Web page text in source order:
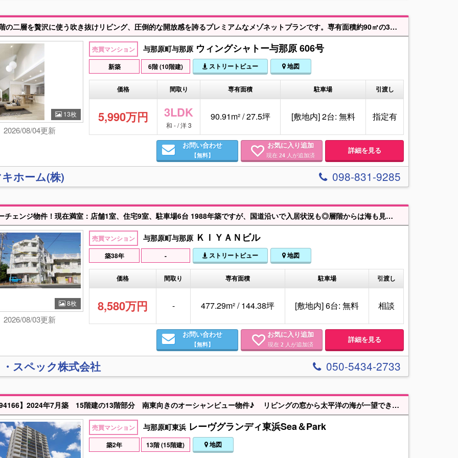
6階・7階の二層を贅沢に使う吹き抜けリビング、圧倒的な開放感を誇るプレミアムなメゾネットプランです。専有面積約90㎡の3LDKは、吹き抜けから光が降り注ぐLDKを中心とした、全室洋間のモダンで邸宅感溢れる設計。WICやSICなど随所に配された高い収納力が、洗練された暮らしを支えます。設備にはオール電化や食洗機を標準装備し、日々の家事にゆとりを創出。さらに、沖縄の青空を独占する50㎡超の広大なルーフバルコニーを完備しており、駐車場複数台確保も可能で趣味や家族の時間も充実します。与那原小学校まで徒歩約4分と通学環境も抜群。ペット飼育が可能で、オートロックや宅配ボックスなど先進のセキュリティも完備した安心の住まいです。「マンションの利便性と、一軒家の開放感を同時に。」 家族の笑顔が溢れる理想の新生活をここから
13枚
2026/08/04更新
売買マンション 与那原町与那原 ウィングシャトー与那原 606号
新築 6階 (10階建) ストリートビュー 地図
価格 間取り 専有面積 駐車場 引渡し
5,990万円 3LDK
和 - / 洋 3
90.91m² / 27.5坪 [敷地内] 2台: 無料 指定有
お問い合わせ
【無料】
お気に入り追加
現在24 人が追加済 詳細を見る
ホーム(株) 098-831-9285
オーナーチェンジ物件！現在満室：店舗1室、住宅9室、駐車場6台 1988年築ですが、国道沿いで入居状況も◎層階からは海も見えます！
8枚
2026/08/03更新
売買マンション 与那原町与那原 ＫＩＹＡＮビル
築38年 - ストリートビュー 地図
価格 間取り 専有面積 駐車場 引渡し
8,580万円 - 477.29m² / 144.38坪 [敷地内] 6台: 無料 相談
お問い合わせ
【無料】
お気に入り追加
現在2 人が追加済 詳細を見る
スペック株式会社 050-5434-2733
【MHF94166】2024年7月築 15階建の13階部分 南東向きのオーシャンビュー物件♪ リビングの窓から太平洋の海が一望できます！ 徒歩圏内にはマリンプラザあがり浜があり、日々のお買い物も便利です 海と緑に囲まれた、ご家族でゆったり暮らせる住環境での生活はいかがでしょうか。セカンドハウスとしてもお薦めです。マンション南東側の敷地において沖縄マリンタウンMICEが2033年度供用開始予定、新しいまちづくりが進んでいるエリアです。24時間ゴミ出し可能（日曜日の収集は無）。インターネットサービスは管理組合での一括契約（プロバイダーの指定有、使用料は管理費に含まれています）。犬・猫等のペット飼育可（飼育細則有）、1階共用部にペット専用の足洗い場があります。洗濯パン上部にガス衣類乾燥機を標準装備。敷地内駐車場 複数台空き有（月額使用料 1,000円～6,000円）、2台目の駐車も可能です。
売買マンション 与那原町東浜 レーヴグランディ東浜Sea＆Park
築2年 13階 (15階建) 地図